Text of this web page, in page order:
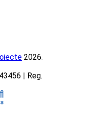
2026.
| Reg.